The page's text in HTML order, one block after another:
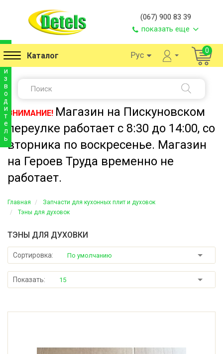
(067) 900 83 39
показать еще
Каталог Рус 0
ВНИМАНИЕ! Магазин на Пискуновском
переулке работает с 8:30 до 14:00, со
вторника по воскресенье. Магазин
на Героев Труда временно не
работает.
Главная
Запчасти для кухонных плит и духовок
Тэны для духовок
ТЭНЫ ДЛЯ ДУХОВКИ
Сортировка: По умолчанию
Показать: 15
р
и
з
в
о
д
и
т
е
л
ь